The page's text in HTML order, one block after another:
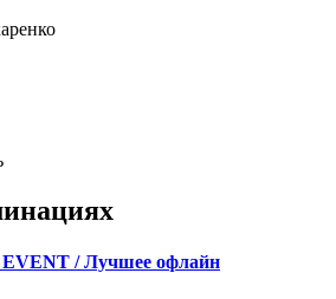
/ Лучшее офлайн